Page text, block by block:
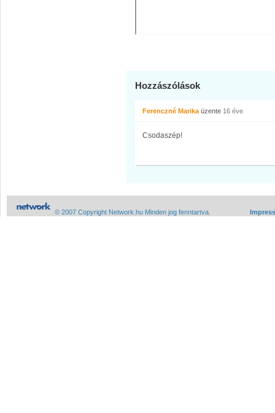
Hozzászólások
Ferenczné Marika üzente 16 éve
Csodaszép!
© 2007 Copyright Network.hu Minden jog fenntartva.